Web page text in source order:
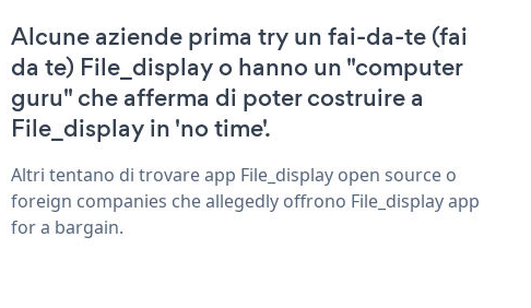
Alcune aziende prima try un fai-da-te (fai
da te) File_display o hanno un "computer
guru" che afferma di poter costruire a
File_display in 'no time'.
Altri tentano di trovare app File_display open source o
foreign companies che allegedly offrono File_display app
for a bargain.